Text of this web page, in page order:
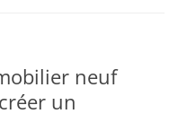
neuf
un